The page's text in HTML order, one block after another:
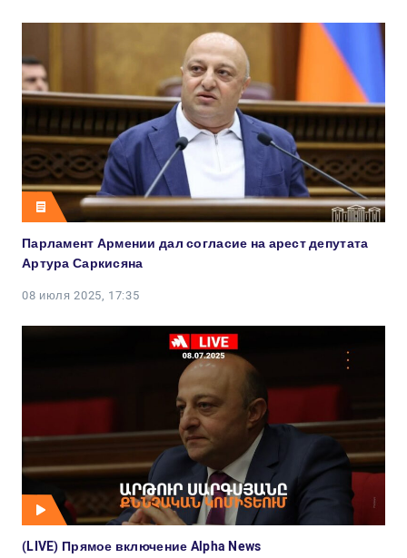
Парламент Армении дал согласие на арест депутата
Артура Саркисяна
08 июля 2025, 17:35
(LIVE) Прямое включение Alpha News